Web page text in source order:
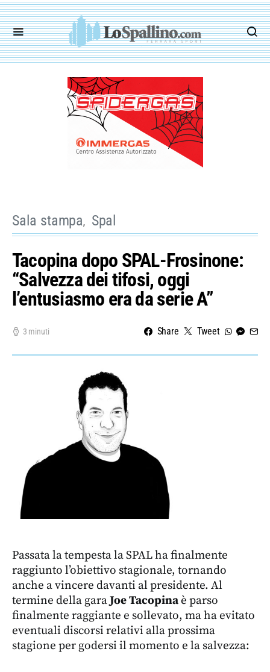
Sala stampa Spal
Tacopina dopo SPAL-Frosinone:
“Salvezza dei tifosi, oggi
l’entusiasmo era da serie A”
3 minuti Share Tweet
Passata la tempesta la SPAL ha finalmente
raggiunto l’obiettivo stagionale, tornando
anche a vincere davanti al presidente. Al
termine della garaJoe Tacopinaè parso
finalmente raggiante e sollevato, ma ha evitato
eventuali discorsi relativi alla prossima
stagione per godersi il momento e la salvezza: